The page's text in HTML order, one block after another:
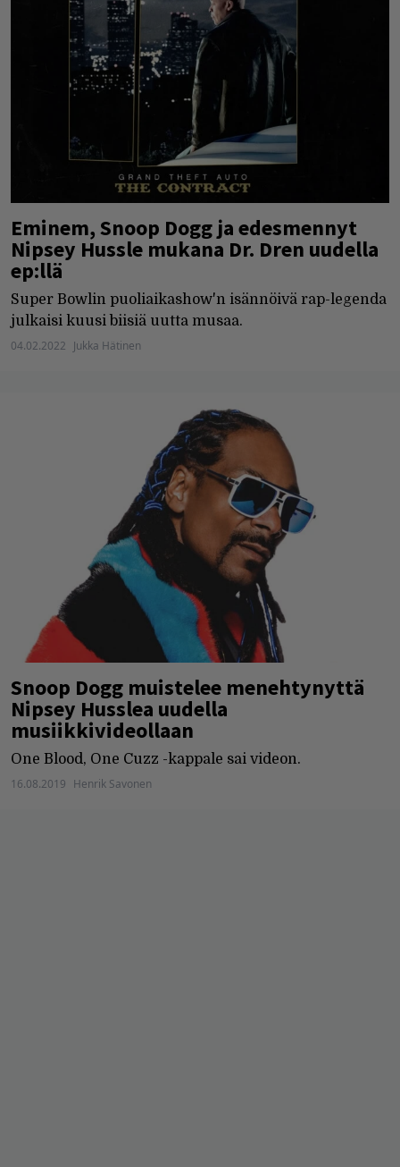
Eminem, Snoop Dogg ja edesmennyt
Nipsey Hussle mukana Dr. Dren uudella
ep:llä
Super Bowlin puoliaikashow'n isännöivä rap-legenda
julkaisi kuusi biisiä uutta musaa.
04.02.2022 Jukka Hätinen
Snoop Dogg muistelee menehtynyttä
Nipsey Husslea uudella
musiikkivideollaan
One Blood, One Cuzz -kappale sai videon.
16.08.2019 Henrik Savonen